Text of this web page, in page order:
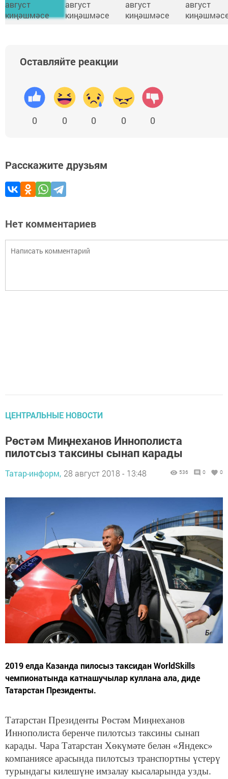
Оставляйте реакции
0 0 0 0 0
Расскажите друзьям
Нет комментариев
ЦЕНТРАЛЬНЫЕ НОВОСТИ
Рөстәм Миңнеханов Иннополиста
пилотсыз таксины сынап карады
Татар-информ, 28 август 2018 - 13:48 536 0 0
2019 елда Казанда пилосыз таксидан WorldSkills
чемпионатында катнашучылар куллана ала, диде
Татарстан Президенты.
Татарстан Президенты Рөстәм Миңнеханов
Иннополиста беренче пилотсыз таксины сынап
карады. Чара Татарстан Хөкүмәте белән «Яндекс»
компаниясе арасында пилотсыз транспортны үстерү
турындагы килешүне имзалау кысаларында узды.